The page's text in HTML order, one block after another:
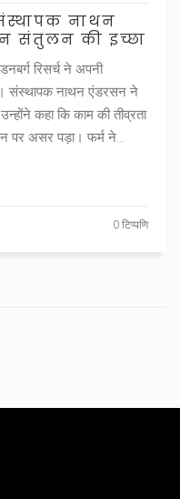
संस्थापक नाथन
संतुलन की इच्छा
रिसर्च ने अपनी
संस्थापक नाथन एंडरसन ने
कहा कि काम की तीव्रता
पर असर पड़ा। फर्म ने
ग्रुप और अमेरिकी कंपनी
लगाव उठाया।
0 टिप्पणि